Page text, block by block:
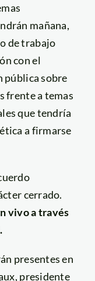
mañana,
de trabajo
con el
pública sobre
frente a temas
que tendría
a firmarse
cerrado.
vivo a través
presentes en
presidente